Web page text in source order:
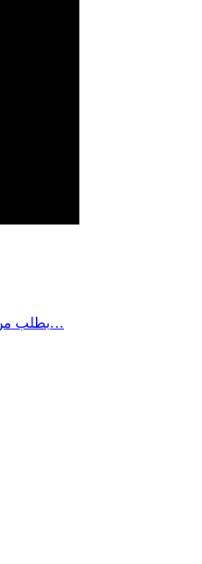
بطلب من السادة القراء يقدم موقع الصحفيين بصفاقس خدمة نشر إعلانات الوفيات والتعزية وإسداء الشكر وإعلان الخميس أو الفرق في كلّ الأوقات على صفحة الموقع مرفوقا بصورة…